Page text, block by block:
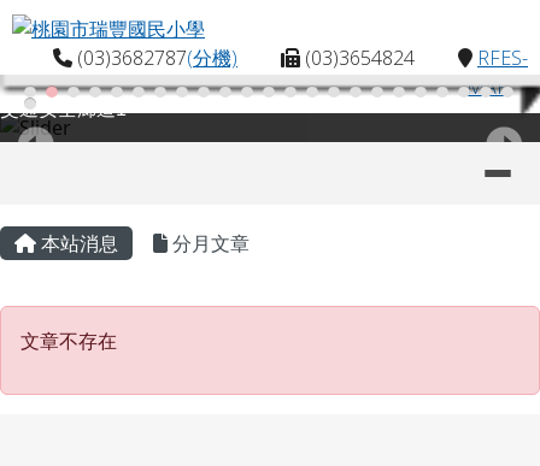
跳至主內容區
桃園市瑞豐國民小學
(03)3682787(分機) (03)3654824
RFES-
MAP
交通安全廊道1
主內容區域
本站消息 分月文章
文章不存在
文章不存在
頁尾區域